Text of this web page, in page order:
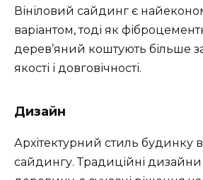
Вініловий сайдинг є
варіантом, тоді як
дерев’яний коштують більше
якості і довговічності.
Дизайн
Архітектурний стиль будинку
сайдингу. Традиційні